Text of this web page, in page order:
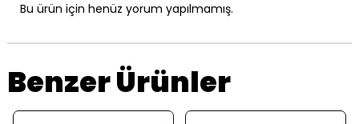
Bu ürün için henüz yorum yapılmamış.
Benzer Ürünler